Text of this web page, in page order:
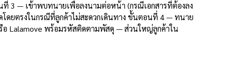
ที่ 3 — เข้าพบทนายเพื่อลงนามต่อหน้า (กรณีเอกสารที่ต้องลง
โดยตรงในกรณีที่ลูกค้าไม่สะดวกเดินทาง ขั้นตอนที่ 4 — ทนาย
อ Lalamove พร้อมรหัสติดตามพัสดุ — ส่วนใหญ่ลูกค้าใน